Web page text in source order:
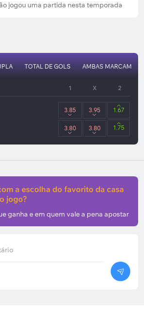
jogou uma partida nesta temporada
TOTAL DE GOLS AMBAS MARCAM
1 X 2
3.85 3.95 1.67
3.80 3.80 1.75
a escolha do favorito da casa
jogo?
ganha e em quem vale a pena apostar